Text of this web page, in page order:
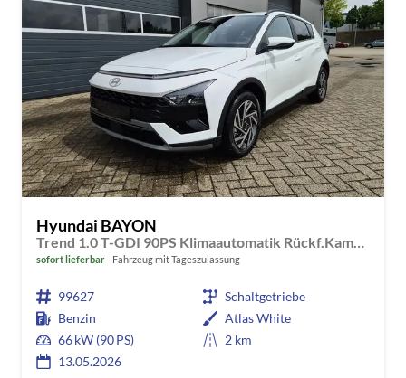
Hyundai BAYON
Trend 1.0 T-GDI 90PS Klimaautomatik Rückf.Kamera Parksensoren Sitzheizung Lenkradheizung Bluetooth Touchscreen Tempomat Apple CarPlay + Android Auto 16"LM
sofort lieferbar Fahrzeug mit Tageszulassung
99627
Schaltgetriebe
Benzin
Atlas White
66 kW (90 PS)
2 km
13.05.2026